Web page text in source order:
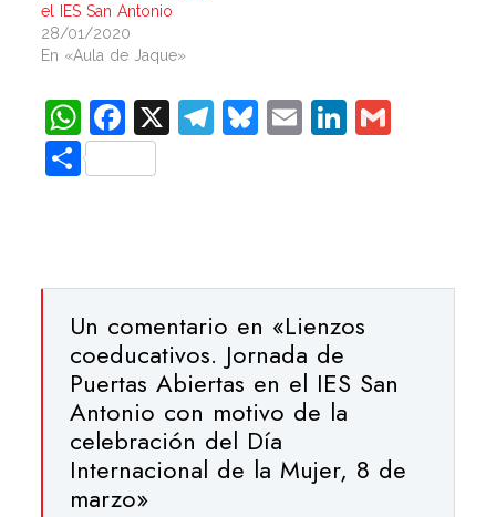
el IES San Antonio
28/01/2020
En «Aula de Jaque»
WhatsApp
Facebook
X Telegram
Bluesky
EmailLinkedIn
Compartir
Un comentario en «Lienzos
coeducativos. Jornada de
Puertas Abiertas en el IES San
Antonio con motivo de la
celebración del Día
Internacional de la Mujer, 8 de
marzo»